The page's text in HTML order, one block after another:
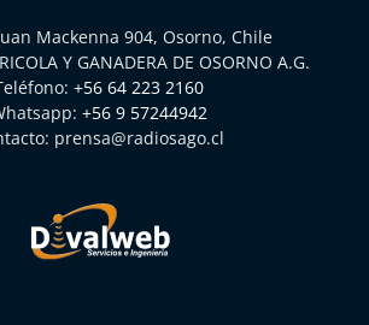
Mackenna 904, Osorno, Chile
Y GANADERA DE OSORNO A.G.
+56 64 223 2160
+56 9 57244942
prensa@radiosago.cl